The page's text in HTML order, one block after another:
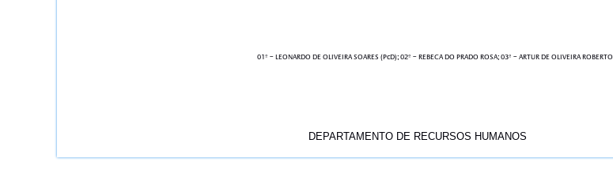
01º – LEONARDO DE OLIVEIRA SOARES (PcD); 02º – REBECA DO PRADO ROSA; 03º – ARTUR DE OLIVEIRA ROBERTO.
DEPARTAMENTO DE RECURSOS HUMANOS